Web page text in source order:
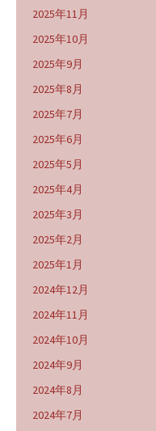
2025年11月
2025年10月
2025年9月
2025年8月
2025年7月
2025年6月
2025年5月
2025年4月
2025年3月
2025年2月
2025年1月
2024年12月
2024年11月
2024年10月
2024年9月
2024年8月
2024年7月